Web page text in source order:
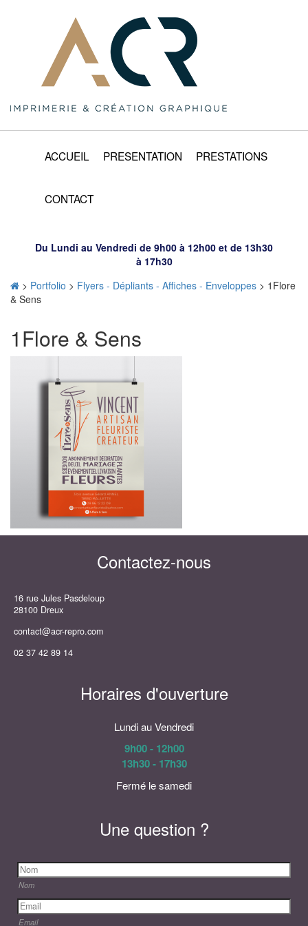
ACCUEIL PRESENTATION PRESTATIONS
CONTACT
Du Lundi au Vendredi de 9h00 à 12h00 et de 13h30
à 17h30
> Portfolio > Flyers - Dépliants - Affiches - Enveloppes > 1Flore
& Sens
1Flore & Sens
Contactez-nous
16 rue Jules Pasdeloup
28100 Dreux
contact@acr-repro.com
02 37 42 89 14
Horaires d'ouverture
Lundi au Vendredi
9h00 - 12h00
13h30 - 17h30
Fermé le samedi
Une question ?
Nom
Email